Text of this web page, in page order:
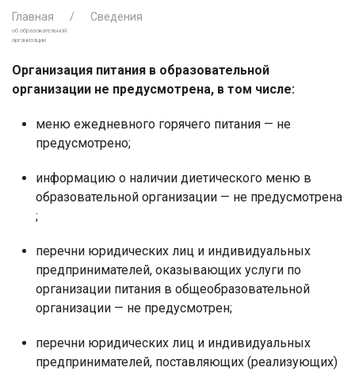
Главная Сведения
об образовательной
организации
Организация питания в образовательной
организации не предусмотрена, в том числе:
меню ежедневного горячего питания — не
предусмотрено;
информацию о наличии диетического меню в
образовательной организации — не предусмотрена
;
перечни юридических лиц и индивидуальных
предпринимателей, оказывающих услуги по
организации питания в общеобразовательной
организации — не предусмотрен;
перечни юридических лиц и индивидуальных
предпринимателей, поставляющих (реализующих)